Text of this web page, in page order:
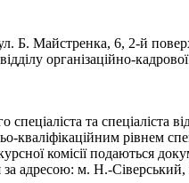
Б. Майстренка, 6, 2-й
організаційно-
та спеціаліста
рівнем
комісії подаються
адресою: м. Н.-